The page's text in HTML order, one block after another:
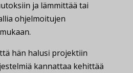
ja lämmittää tai
ohjelmoitujen
hän halusi projektiin
kannattaa kehittää